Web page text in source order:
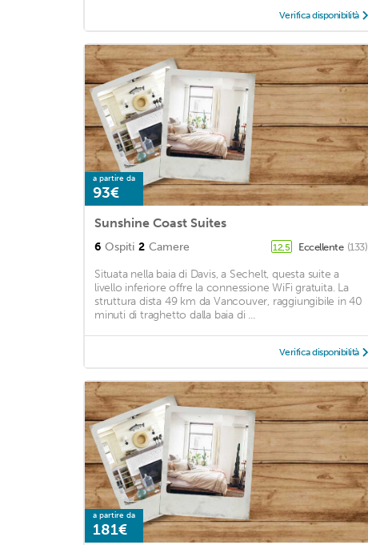
Verifica disponibilità
a partire da
93€
Sunshine Coast Suites
6 Ospiti 2 Camere 12,5 Eccellente (133)
Situata nella baia di Davis, a Sechelt, questa suite a
livello inferiore offre la connessione WiFi gratuita. La
struttura dista 49 km da Vancouver, raggiungibile in 40
minuti di traghetto dalla baia di ...
Verifica disponibilità
a partire da
181€